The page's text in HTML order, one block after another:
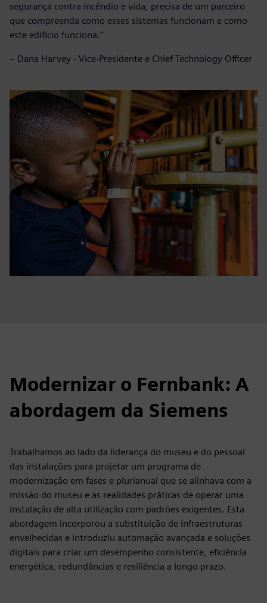
segurança contra incêndio e vida, precisa de um parceiro
que compreenda como esses sistemas funcionam e como
este edifício funciona.”
~ Dana Harvey - Vice-Presidente e Chief Technology Officer
Modernizar o Fernbank: A
abordagem da Siemens
Trabalhamos ao lado da liderança do museu e do pessoal
das instalações para projetar um programa de
modernização em fases e plurianual que se alinhava com a
missão do museu e as realidades práticas de operar uma
instalação de alta utilização com padrões exigentes. Esta
abordagem incorporou a substituição de infraestruturas
envelhecidas e introduziu automação avançada e soluções
digitais para criar um desempenho consistente, eficiência
energética, redundâncias e resiliência a longo prazo.